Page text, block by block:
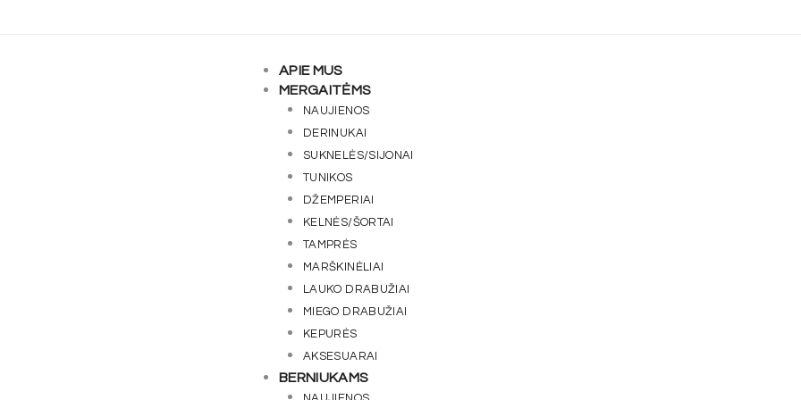
APIE MUS
MERGAITĖMS
NAUJIENOS
DERINUKAI
SUKNELĖS/SIJONAI
TUNIKOS
DŽEMPERIAI
KELNĖS/ŠORTAI
TAMPRĖS
MARŠKINĖLIAI
LAUKO DRABUŽIAI
MIEGO DRABUŽIAI
KEPURĖS
AKSESUARAI
BERNIUKAMS